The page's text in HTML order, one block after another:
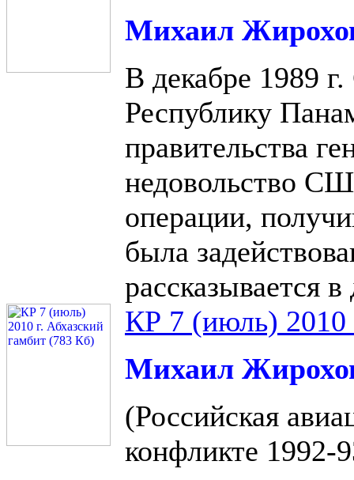
Михаил
В декабре 1989
Республику
правительства
недовольство
операции,
была
рассказывается
КР 7 (июль) 2010
Михаил
(Российская
конфликте 1992-